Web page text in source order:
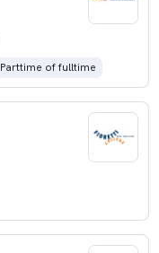
Parttime of fulltime